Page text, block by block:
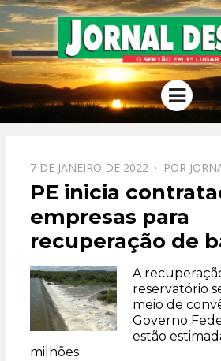
O Sertão
Menu
PPOSTADO
EM
7 DE JANEIRO DE 2022 POR
PE inicia
empresas para
recuperação de
A
reservatório
meio de
Governo
estão
milhões